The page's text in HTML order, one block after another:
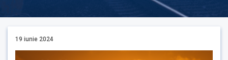
19 iunie 2024